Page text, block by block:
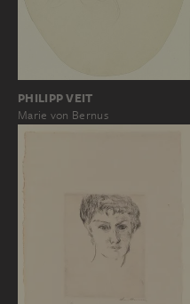
PHILIPP VEIT
Marie von Bernus